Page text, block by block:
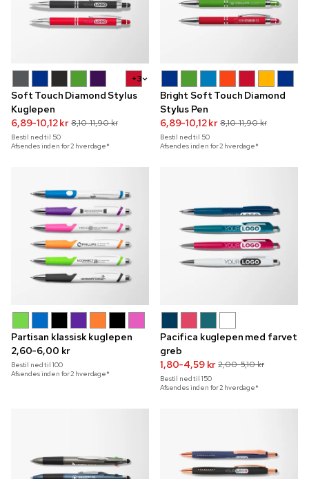
+3
Soft Touch Diamond Stylus
Kuglepen
6,89-10,12 kr 8,10-11,90 kr
Bestil ned til 50
Afsendes inden for 2 hverdage*
Bright Soft Touch Diamond
Stylus Pen
6,89-10,12 kr 8,10-11,90 kr
Bestil ned til 50
Afsendes inden for 2 hverdage*
Partisan klassisk kuglepen
2,60-6,00 kr
Bestil ned til 100
Afsendes inden for 2 hverdage*
Pacifica kuglepen med farvet
greb
1,80-4,59 kr 2,00-5,10 kr
Bestil ned til 150
Afsendes inden for 2 hverdage*